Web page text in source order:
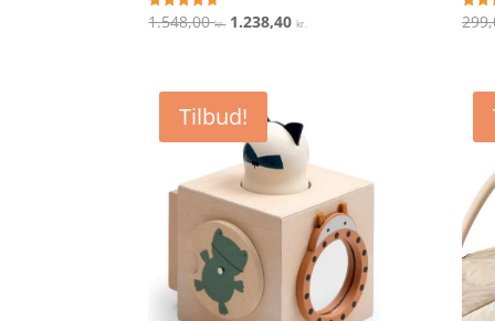
Vurderet
4.7
1.548,00kr. Den
var:
1.548,00 kr..
1.238,40kr.
4.9
Tilbud!